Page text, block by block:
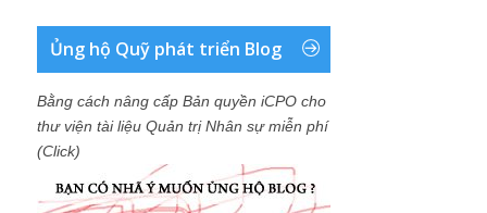
Ủng hộ Quỹ phát triển Blog
Bằng cách nâng cấp Bản quyền iCPO cho
thư viện tài liệu Quản trị Nhân sự miễn phí
(Click)